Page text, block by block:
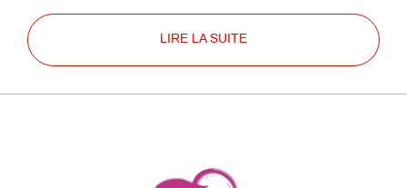
LIRE LA SUITE